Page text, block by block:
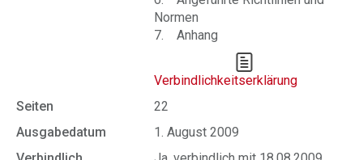
Normen
7. Anhang
Verbindlichkeitserklärung
Seiten
22
Ausgabedatum
1. August 2009